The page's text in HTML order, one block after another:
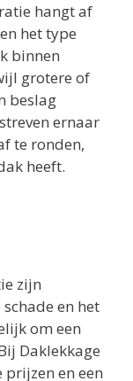
hangt af
het type
binnen
grotere of
beslag
ernaar
te ronden,
heeft.
zijn
en het
om een
Daklekkage
en een